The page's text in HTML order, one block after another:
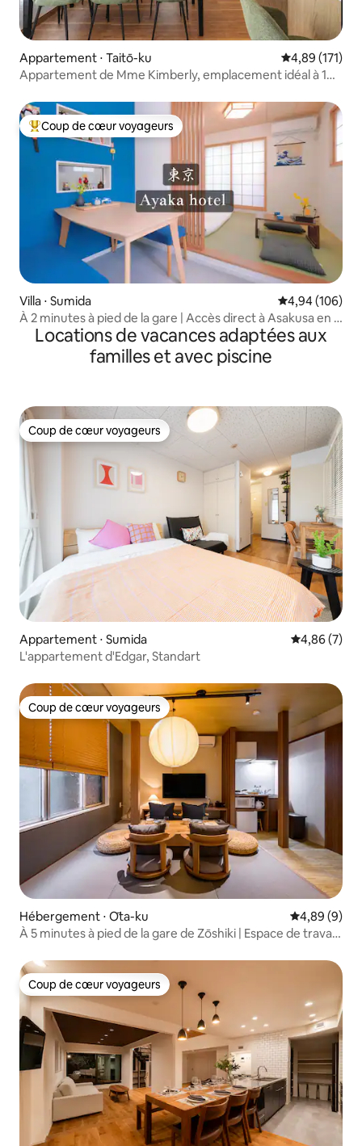
Appartement ⋅ Taitō-ku Évaluation
4,89 (171)
Appartement de Mme Kimberly, emplacement idéal à 1
Coups de cœur voyageurs les plus appréciés
Coup de cœur voyageurs
Villa ⋅ Sumida Évaluation
4,94 (106)
À 2 minutes à pied de la gare | Accès direct à Asakusa en 5
minutes | Accès direct à Ginza et Shibuya | À proximité de
la tour Skytree | Accès direct aux aéroports de Narita et
Haneda | Location de la villa entière
Locations de vacances adaptées aux
familles et avec piscine
Coup de cœur voyageurs
Coup de cœur voyageurs
Appartement ⋅ Sumida Évaluation
4,86 (7)
L'appartement d'Edgar, Standart
Coup de cœur voyageurs
Coup de cœur voyageurs
Hébergement ⋅ Ōta-ku Évaluation
4,89 (9)
À 5 minutes à pied de la gare de Zōshiki | Espace de travail
la piscine | Maison individuelle privée | Jusqu’à
4 personnes | Séjours de longue durée bienvenus
Coup de cœur voyageurs
Coup de cœur voyageurs